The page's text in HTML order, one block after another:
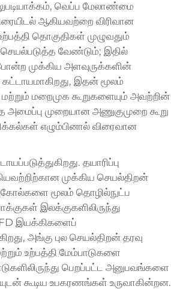
வெப்ப மேலாண்மை
ஆகியவற்றை விரிவான
தொகுதிகள் முழுவதும்
வேண்டும்; இதில்
போன்ற முக்கிய அளவுருக்களின்
இதன் மூலம்
மறைமுக கூறுகளையும் அவற்றின்
அமைப்பு முறையான அணுகுமுறை கூறு
எழும்பினால் விரைவான
தயாரிப்பு
முக்கிய செயல்திறன்
மூலம் தொழில்நுட்ப
இலக்குகளிலிருந்து
இயக்கிகளைப்
அங்கு புல செயல்திறன் தரவு
உற்பத்தி மேம்பாடுகளை
பெறப்பட்ட அனுபவங்களை
கூடிய உபகரணங்கள் உருவாகின்றன.